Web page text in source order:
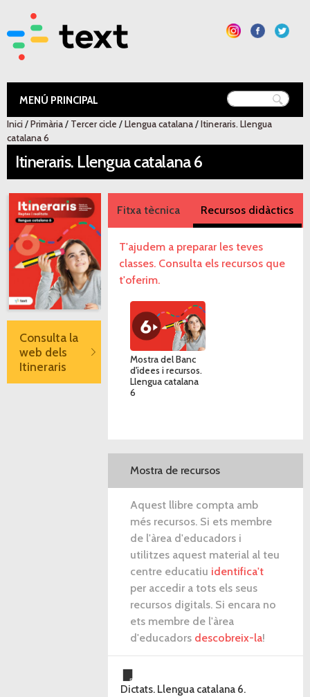
contingut
Text Educació
Esteu aquí
Inici/Primària/ Tercer cicle /Llengua catalana/Itineraris. Llengua
catalana 6
Itineraris. Llengua catalana 6
Consulta la
web dels
Itineraris
Fitxa tècnica Recursos didàctics
T'ajudem a preparar les teves
classes. Consulta els recursos que
t'oferim.
Mostra del Banc
d'idees i recursos.
Llengua catalana
6
Mostra de recursos
Aquest llibre compta amb
més recursos. Si ets membre
de l'àrea d'educadors i
utilitzes aquest material al teu
centre educatiu identifica't
per accedir a tots els seus
recursos digitals. Si encara no
ets membre de l'àrea
d'educadors descobreix-la!
Dictats. Llengua catalana 6.